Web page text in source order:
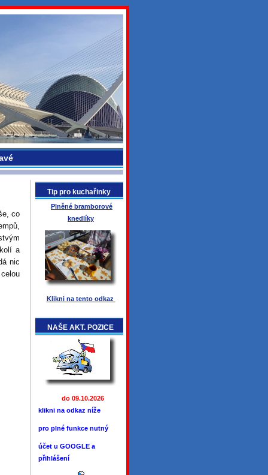
Tip pro kuchařinky
Plněné bramborové
knedlíky
Klikni na tento odkaz
NAŠE AKT. POZICE
do 09.10.2026
klikni na odkaz níže
pro plné funkce nutný
účet u GOOGLE a
přihlášení
co
a
nic